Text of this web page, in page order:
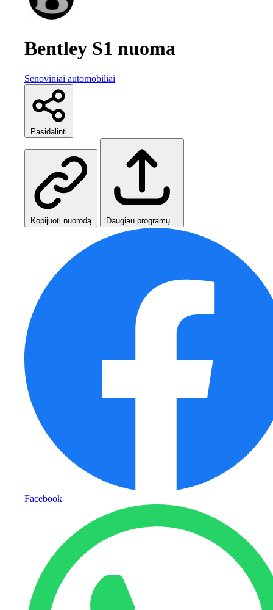
Bentley S1 nuoma
Senoviniai automobiliai
Pasidalinti
Kopijuoti nuorodą Daugiau programų…
Facebook